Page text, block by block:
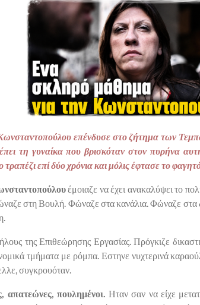
επένδυσε στο ζήτημα των
τη γυναίκα που βρισκόταν στον πυρήνα
επί δύο χρόνια και μόλις έφτασε το
έμοιαζε να έχει ανακαλύψει το
στη Βουλή. Φώναζε στα κανάλια. Φώναζε στα
της Επιθεώρησης Εργασίας. Πρόγκιζε
τμήματα με ρόμπα. Εστηνε νυχτερινά
συγκρουόταν.
απατεώνες, πουλημένοι. Ηταν σαν να είχε